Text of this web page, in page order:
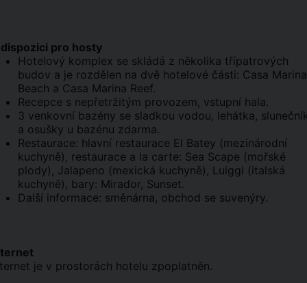
pro hosty
Hotelový komplex se skládá z několika třípatrových
budov a je rozdělen na dvě hotelové části: Casa Marina
Beach a Casa Marina Reef.
Recepce s nepřetržitým provozem, vstupní hala.
3 venkovní bazény se sladkou vodou, lehátka,
a osušky u bazénu zdarma.
Restaurace: hlavní restaurace El Batey (mezinárodní
kuchyně), restaurace a la carte: Sea Scape (mořské
plody), Jalapeno (mexická kuchyně), Luiggi (italská
kuchyně), bary: Mirador, Sunset.
Další informace: směnárna, obchod se suvenýry.
je v prostorách hotelu zpoplatněn.